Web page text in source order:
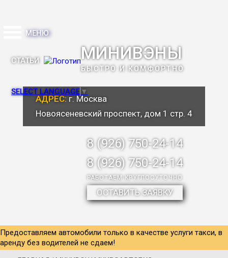
МИНИВЭНЫ
БЫСТРО И КОМФОРТНО
АДРЕС: г. Москва
Новоясеневский проспект, дом 1 стр. 4
8 (926) 750-24-14
8 (926) 750-24-14
РАБОТАЕМ КРУГЛОСУТОЧНО
ОСТАВИТЬ ЗАЯВКУ
МЕНЮ
СТАТЬИ
SELECT LANGUAGE ▼
Предоставляем автомобили только в качестве услуги такси, в
аренду без водителей не сдаем!